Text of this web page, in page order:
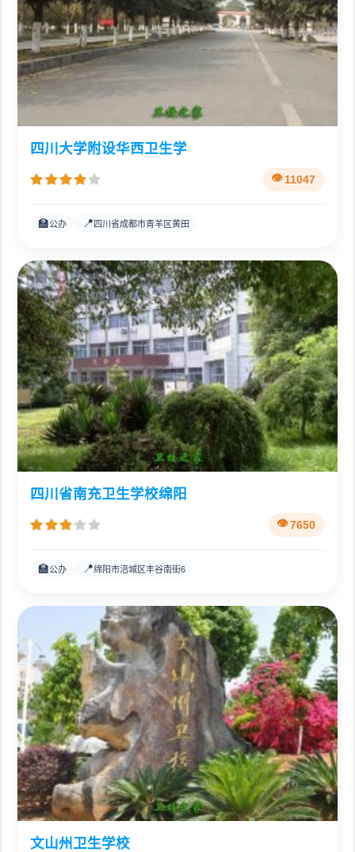
四川大学附设华西卫生学
11047
🏫公办 📍四川省成都市青羊区黄田
四川省南充卫生学校绵阳
7650
🏫公办 📍绵阳市涪城区丰谷南街6
文山州卫生学校